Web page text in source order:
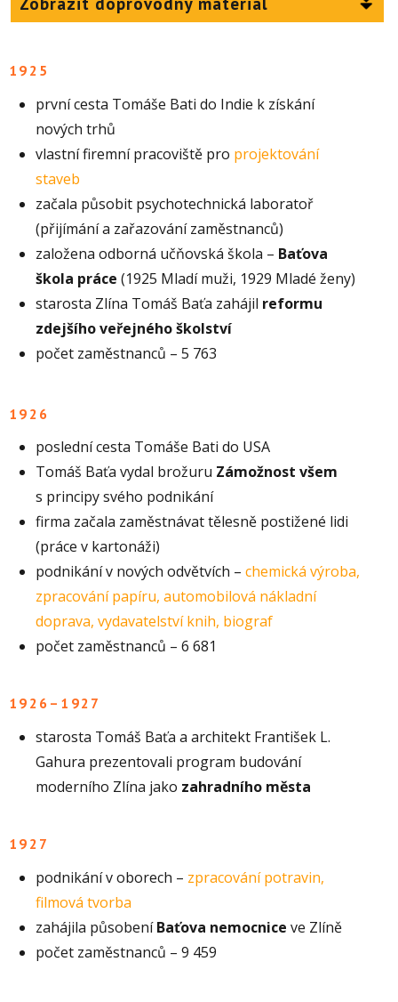
1925
první cesta Tomáše Bati do Indie k získání
nových trhů
vlastní firemní pracoviště pro projektování
staveb
začala působit psychotechnická laboratoř
(přijímání a zařazování zaměstnanců)
založena odborná učňovská škola – Baťova
škola práce (1925 Mladí muži, 1929 Mladé ženy)
starosta Zlína Tomáš Baťa zahájil reformu
zdejšího veřejného školství
počet zaměstnanců – 5 763
1926
poslední cesta Tomáše Bati do USA
Tomáš Baťa vydal brožuru Zámožnost všem
s principy svého podnikání
firma začala zaměstnávat tělesně postižené lidi
(práce v kartonáži)
podnikání v nových odvětvích – chemická výroba,
zpracování papíru, automobilová nákladní
doprava, vydavatelství knih, biograf
počet zaměstnanců – 6 681
1926–1927
starosta Tomáš Baťa a architekt František L.
Gahura prezentovali program budování
moderního Zlína jako zahradního města
1927
podnikání v oborech – zpracování potravin,
filmová tvorba
zahájila působeníBaťova nemocnice ve Zlíně
počet zaměstnanců – 9 459